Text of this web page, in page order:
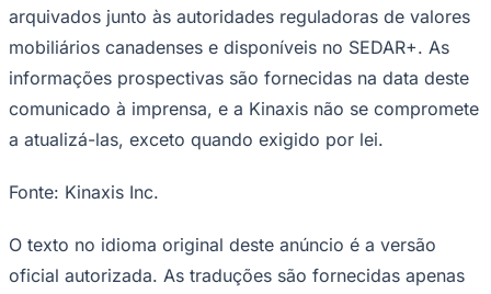
Fluminense
arquivados junto às autoridades reguladoras de valores
mobiliários canadenses e disponíveis no SEDAR+. As
informações prospectivas são fornecidas na data deste
comunicado à imprensa, e a Kinaxis não se compromete
a atualizá-las, exceto quando exigido por lei.
Fonte: Kinaxis Inc.
O texto no idioma original deste anúncio é a versão
oficial autorizada. As traduções são fornecidas apenas